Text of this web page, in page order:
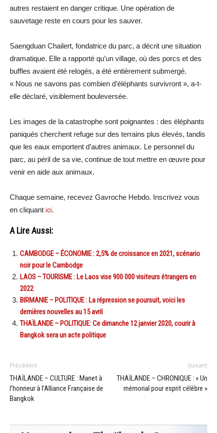
autres restaient en danger critique. Une opération de
sauvetage reste en cours pour les sauver.
Saengduan Chailert, fondatrice du parc, a décrit une situation
dramatique. Elle a rapporté qu’un village, où des porcs et des
buffles avaient été relogés, a été entièrement submergé.
« Nous ne savons pas combien d’éléphants survivront », a-t-
elle déclaré, visiblement bouleversée.
Les images de la catastrophe sont poignantes : des éléphants
paniqués cherchent refuge sur des terrains plus élevés, tandis
que les eaux emportent d’autres animaux. Le personnel du
parc, au péril de sa vie, continue de tout mettre en œuvre pour
venir en aide aux animaux.
Chaque semaine, recevez Gavroche Hebdo. Inscrivez vous
en cliquant ici.
A Lire Aussi:
CAMBODGE – ÉCONOMIE : 2,5% de croissance en 2021, scénario
noir pour le Cambodge
LAOS – TOURISME : Le Laos vise 900 000 visiteurs étrangers en
2022
BIRMANIE – POLITIQUE : La répression se poursuit, voici les
dernières nouvelles au 15 avril
THAÏLANDE – POLITIQUE: Ce dimanche 12 janvier 2020, courir à
Bangkok sera un acte politique
Précédent
THAÏLANDE – CULTURE : Manet à
l’honneur à l’Alliance Française de
Bangkok
Suivant
THAÏLANDE – CHRONIQUE : « Un
mémorial pour esprit célèbre »